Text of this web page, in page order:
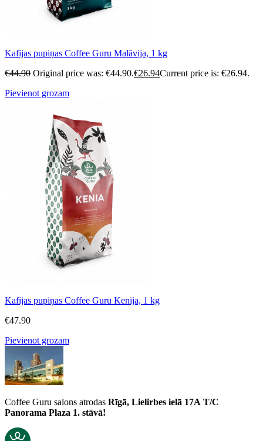
Kafijas pupiņas Coffee Guru Malāvija, 1 kg
€44.90 Original price was: €44.90.€26.94Current price is: €26.94.
Pievienot grozam
Kafijas pupiņas Coffee Guru Kenija, 1 kg
€47.90
Pievienot grozam
Coffee Guru salons atrodas Rīgā, Lielirbes ielā 17A T/C
Panorama Plaza 1. stāvā!